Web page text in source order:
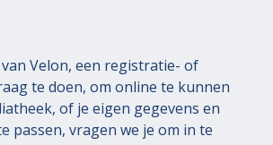
Velon, een registratie- of
te doen, om online te kunnen
of je eigen gegevens en
passen, vragen we je om in te